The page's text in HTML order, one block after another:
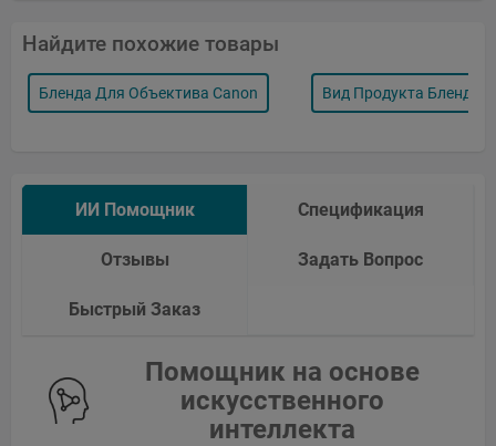
Найдите похожие товары
Бленда Для Объектива Canon Вид Продукта Бленда
ИИ Помощник Спецификация
Отзывы Задать Вопрос
Быстрый Заказ
Помощник на основе
искусственного
интеллекта